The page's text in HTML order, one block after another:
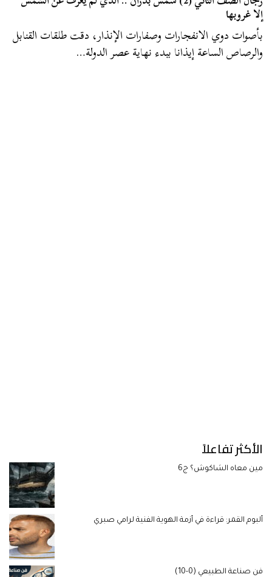
إلا غروبها
بأصوات دوي الانفجارات وصفارات الإنذار، دقت طلقات القنابل
والرصاص الساعة إيذانا ببدء نهاية عصر الدولة…
الأكثر تفاعلاً
مين معاه الشاكوش؟ ج6
ألبوم القمر: قراءة في أزمة الهوية الفنية لرامي صبري
فن صناعة الطبيعي (0-10)